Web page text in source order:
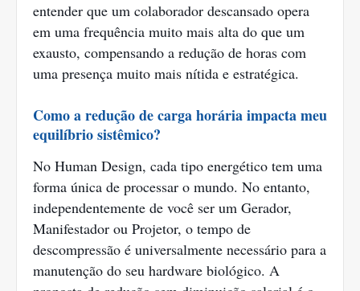
entender que um colaborador descansado opera
em uma frequência muito mais alta do que um
exausto, compensando a redução de horas com
uma presença muito mais nítida e estratégica.
Como a redução de carga horária impacta meu
equilíbrio sistêmico?
No Human Design, cada tipo energético tem uma
forma única de processar o mundo. No entanto,
independentemente de você ser um Gerador,
Manifestador ou Projetor, o tempo de
descompressão é universalmente necessário para a
manutenção do seu hardware biológico. A